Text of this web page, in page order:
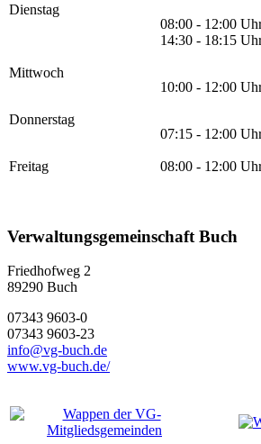
Dienstag
08:00 - 12:00
14:30 - 18:15
Mittwoch
10:00 - 12:00
Donnerstag
07:15 - 12:00
Freitag 08:00 - 12:00
Verwaltungsgemeinschaft Buch
Friedhofweg 2
89290 Buch
07343 9603-0
07343 9603-23
info@vg-buch.de
www.vg-buch.de/